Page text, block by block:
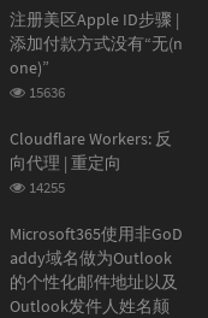
s
s
次
数:
注册美区Apple ID步骤 |
添加付款方式没有“无(n
one)”
浏
次
数:
15636
Cloudflare Workers: 反
向代理 | 重定向
浏
次
数:
14255
Microsoft365使用非GoD
addy域名做为Outlook
的个性化邮件地址以及
Outlook发件人姓名颠